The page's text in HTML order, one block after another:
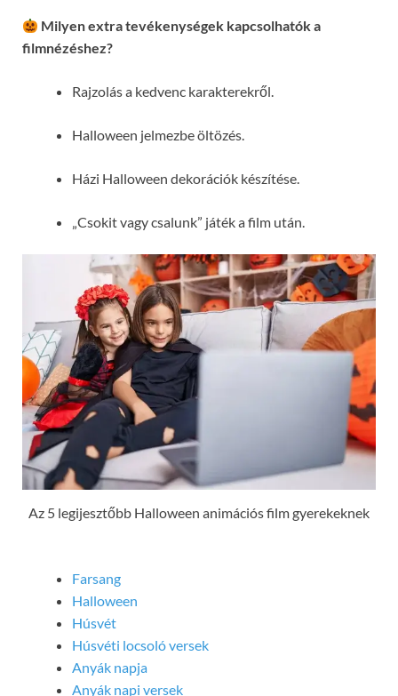
Milyen extra tevékenységek kapcsolhatók a
filmnézéshez?
Rajzolás a kedvenc karakterekről.
Halloween jelmezbe öltözés.
Házi Halloween dekorációk készítése.
„Csokit vagy csalunk” játék a film után.
Az 5 legijesztőbb Halloween animációs film gyerekeknek
Farsang
Halloween
Húsvét
Húsvéti locsoló versek
Anyák napja
Anyák napi versek